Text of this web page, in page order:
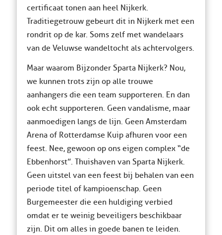
certificaat tonen aan heel Nijkerk.
Traditiegetrouw gebeurt dit in Nijkerk met een
rondrit op de kar. Soms zelf met wandelaars
van de Veluwse wandeltocht als achtervolgers.
Maar waarom Bijzonder Sparta Nijkerk? Nou,
we kunnen trots zijn op alle trouwe
aanhangers die een team supporteren. En dan
ook echt supporteren. Geen vandalisme, maar
aanmoedigen langs de lijn. Geen Amsterdam
Arena of Rotterdamse Kuip afhuren voor een
feest. Nee, gewoon op ons eigen complex “de
Ebbenhorst”. Thuishaven van Sparta Nijkerk.
Geen uitstel van een feest bij behalen van een
periode titel of kampioenschap. Geen
Burgemeester die een huldiging verbied
omdat er te weinig beveiligers beschikbaar
zijn. Dit om alles in goede banen te leiden.